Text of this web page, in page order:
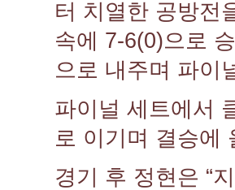
터 치열한 공방전
속에 7-6(0)으로
으로 내주며 파이
파이널 세트에서
로 이기며 결승에
경기 후 정현은 “